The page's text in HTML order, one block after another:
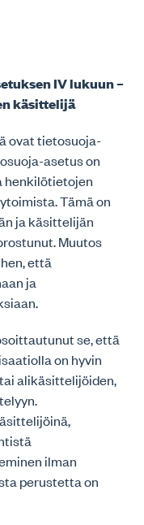
IV lukuun –
käsittelijä
ovat tietosuoja-
asetus on
henkilötietojen
Tämä on
ja käsittelijän
Muutos
että
ja
se, että
on hyvin
alikäsittelijöiden,
ilman
perustetta on